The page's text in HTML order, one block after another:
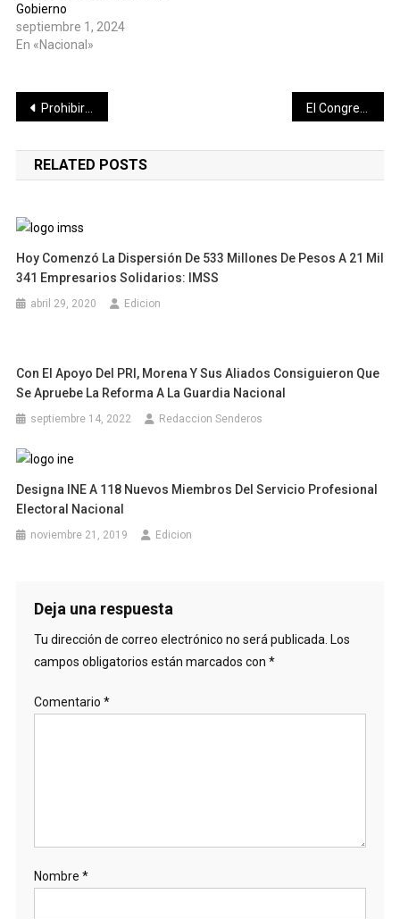
Gobierno
septiembre 1, 2024
En «Nacional»
Navegación
de
entradas
Prohibir impugnación de Reformas traerá la peor tragedia para México, advierte Alejandro Moreno
RELATED POSTS
Hoy Comenzó La Dispersión De 533 Millones De Pesos A 21 Mil
341 Empresarios Solidarios: IMSS
abril 29, 2020 Edicion
Con El Apoyo Del PRI, Morena Y Sus Aliados Consiguieron Que
Se Apruebe La Reforma A La Guardia Nacional
septiembre 14, 2022 Redaccion Senderos
Designa INE A 118 Nuevos Miembros Del Servicio Profesional
Electoral Nacional
noviembre 21, 2019 Edicion
Deja una respuesta
Tu dirección de correo electrónico no será publicada. Los
campos obligatorios están marcados con *
Comentario *
Nombre *